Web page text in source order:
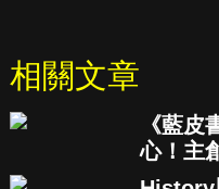
相關文章
《藍
心！主